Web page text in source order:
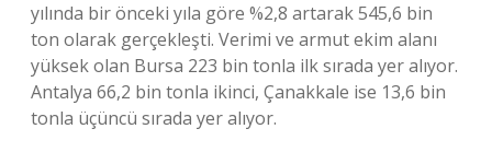
yılında bir önceki yıla göre %2,8 artarak 545,6 bin
ton olarak gerçekleşti. Verimi ve armut ekim alanı
yüksek olan Bursa 223 bin tonla ilk sırada yer alıyor.
Antalya 66,2 bin tonla ikinci, Çanakkale ise 13,6 bin
tonla üçüncü sırada yer alıyor.